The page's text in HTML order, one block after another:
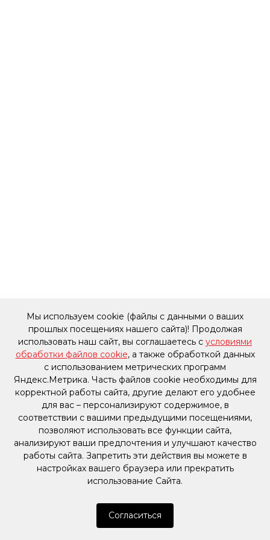
Мы используем cookie (файлы с данными о ваших
прошлых посещениях нашего сайта)! Продолжая
использовать наш сайт, вы соглашаетесь с условиями
обработки файлов cookie, а также обработкой данных
с использованием метрических программ
Яндекс.Метрика. Часть файлов cookie необходимы для
корректной работы сайта, другие делают его удобнее
для вас – персонализируют содержимое, в
соответствии с вашими предыдущими посещениями,
позволяют использовать все функции сайта,
анализируют ваши предпочтения и улучшают качество
работы сайта. Запретить эти действия вы можете в
настройках вашего браузера или прекратить
использование Сайта.
Согласиться